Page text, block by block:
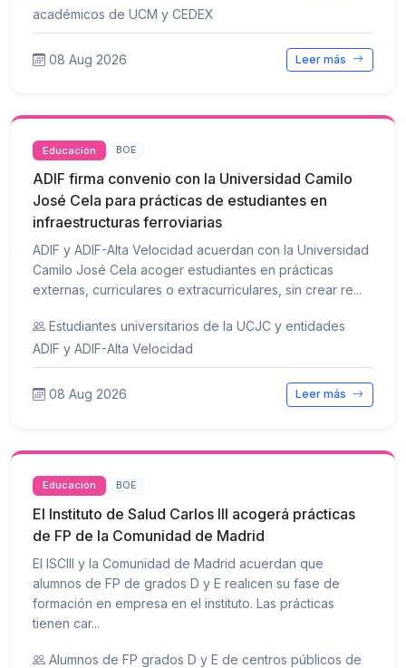
académicos de UCM y CEDEX
08 Aug 2026 Leer más
Educación BOE
ADIF firma convenio con la Universidad Camilo
José Cela para prácticas de estudiantes en
infraestructuras ferroviarias
ADIF y ADIF-Alta Velocidad acuerdan con la Universidad
Camilo José Cela acoger estudiantes en prácticas
externas, curriculares o extracurriculares, sin crear re...
Estudiantes universitarios de la UCJC y entidades
ADIF y ADIF-Alta Velocidad
08 Aug 2026 Leer más
Educación BOE
El Instituto de Salud Carlos III acogerá prácticas
de FP de la Comunidad de Madrid
El ISCIII y la Comunidad de Madrid acuerdan que
alumnos de FP de grados D y E realicen su fase de
formación en empresa en el instituto. Las prácticas
tienen car...
Alumnos de FP grados D y E de centros públicos de